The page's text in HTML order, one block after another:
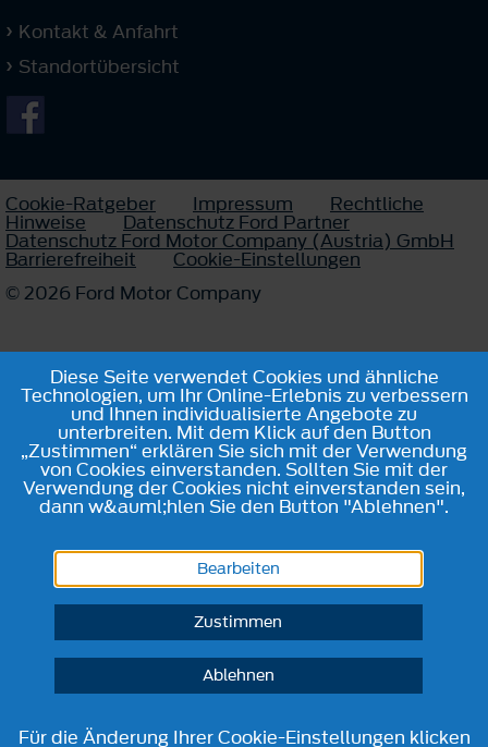
Kontakt & Anfahrt
Standortübersicht
Cookie-Ratgeber Impressum Rechtliche
Hinweise Datenschutz Ford Partner
Datenschutz Ford Motor Company (Austria) GmbH
Barrierefreiheit
Cookie-Einstellungen
© 2026 Ford Motor Company
Diese Seite verwendet Cookies und ähnliche
Technologien, um Ihr Online-Erlebnis zu verbessern
und Ihnen individualisierte Angebote zu
unterbreiten. Mit dem Klick auf den Button
„Zustimmen“ erklären Sie sich mit der Verwendung
von Cookies einverstanden. Sollten Sie mit der
Verwendung der Cookies nicht einverstanden sein,
dann w&auml;hlen Sie den Button "Ablehnen".
Bearbeiten
Zustimmen
Ablehnen
Für die Änderung Ihrer Cookie-Einstellungen klicken